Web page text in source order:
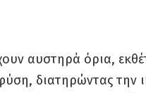
αυστηρά όρια,
διατηρώντας την